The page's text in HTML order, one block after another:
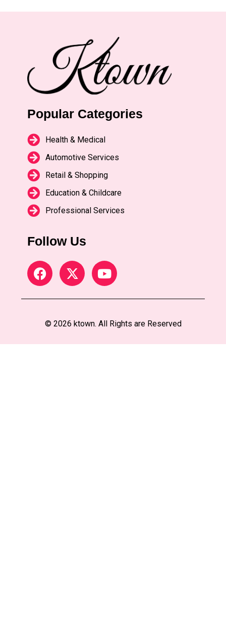
Popular Categories
Health & Medical
Automotive Services
Retail & Shopping
Education & Childcare
Professional Services
Follow Us
© 2026 ktown. All Rights are Reserved